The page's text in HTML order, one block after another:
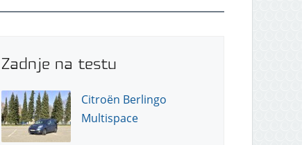
Zadnje na testu
Citroën Berlingo
Multispace